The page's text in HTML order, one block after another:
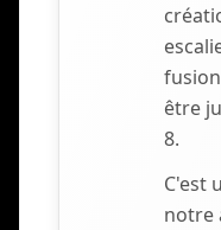
être
8.
C'est
notre